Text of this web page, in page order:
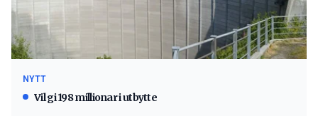
NYTT
Vil gi 198 millionar i utbytte